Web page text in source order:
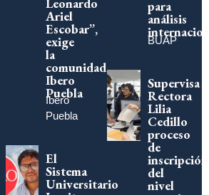
Leonardo
Ariel
Escobar”,
exige
la
comunidad
Ibero
Puebla
Ibero
Puebla
El
Sistema
Universitario
para
análisis
BUAP
Supervisa
Rectora
Lilia
Cedillo
proceso
de
inscripción
del
nivel